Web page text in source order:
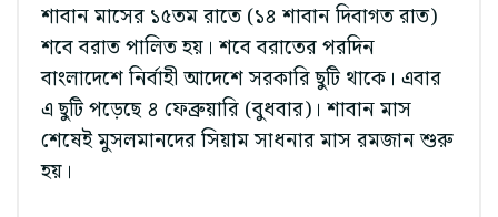
শাবান মাসের ১৫তম রাতে (১৪ শাবান দিবাগত রাত)
শবে বরাত পালিত হয়। শবে বরাতের পরদিন
বাংলাদেশে নির্বাহী আদেশে সরকারি ছুটি থাকে। এবার
এ ছুটি পড়েছে ৪ ফেব্রুয়ারি (বুধবার)। শাবান মাস
শেষেই মুসলমানদের সিয়াম সাধনার মাস রমজান শুরু
হয়।